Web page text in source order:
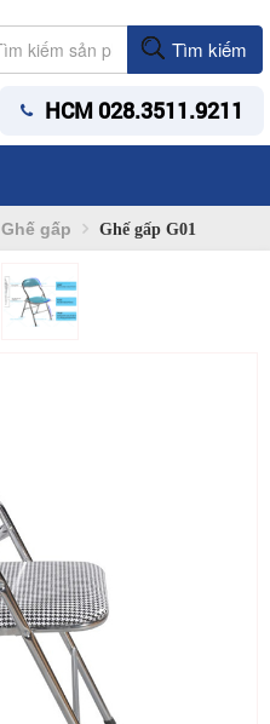
Tìm kiếm
HCM 028.3511.9211
Ghế gấp Ghế gấp G01